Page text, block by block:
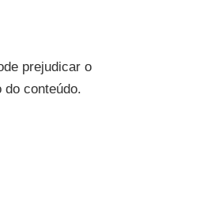
prejudicar o
conteúdo.